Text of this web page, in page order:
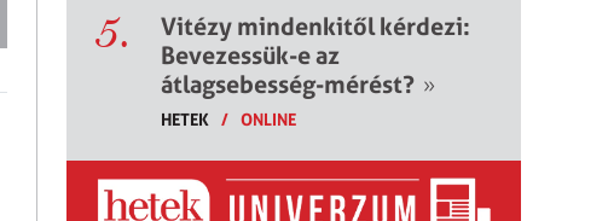
5.
Vitézy mindenkitől kérdezi:
Bevezessük-e az
átlagsebesség-mérést? »
HETEK / ONLINE